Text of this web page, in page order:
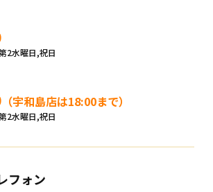
2水曜日,祝日
（宇和島店は18:00まで）
2水曜日,祝日
フォン